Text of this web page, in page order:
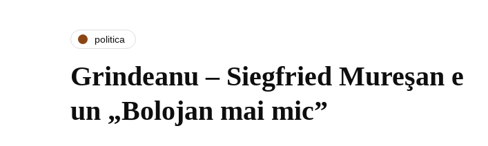
politica
Grindeanu – Siegfried Mureşan e
un „Bolojan mai mic”